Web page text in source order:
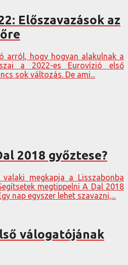
Előszavazások az
arról, hogy hogyan alakulnak a
a 2022-es Eurovízió első
sok változás. De ami...
2018 győztese?
megkapja a Lisszabonba
megtippelni A Dal 2018
nap egyszer lehet szavazni,...
válogatójának